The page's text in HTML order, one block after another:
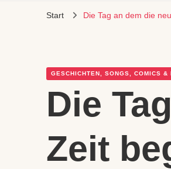
Start Die Tag an dem die
GESCHICHTEN, SONGS, COMICS &
Die
Zeit